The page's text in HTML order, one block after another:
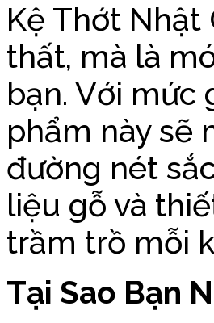
Kệ Thớt Nhật
thất, mà là
bạn. Với mức
phẩm này sẽ
đường nét
liệu gỗ và
trầm trồ mỗi
Tại Sao Bạn